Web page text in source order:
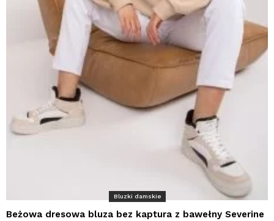
Bluzki damskie
Beżowa dresowa bluza bez kaptura z bawełny Severine